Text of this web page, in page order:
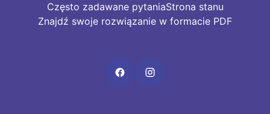
Często zadawane pytaniaStrona stanu
Znajdź swoje rozwiązanie w formacie PDF